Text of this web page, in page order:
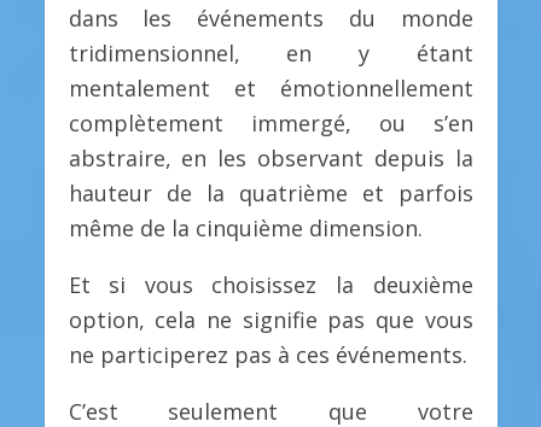
dans les événements du monde
tridimensionnel, en y étant
mentalement et émotionnellement
complètement immergé, ou s’en
abstraire, en les observant depuis la
hauteur de la quatrième et parfois
même de la cinquième dimension.
Et si vous choisissez la deuxième
option, cela ne signifie pas que vous
ne participerez pas à ces événements.
C’est seulement que votre